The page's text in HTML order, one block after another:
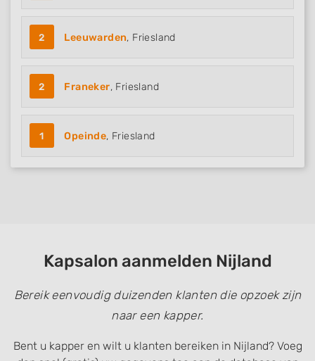
2 Leeuwarden, Friesland
2 Franeker, Friesland
1 Opeinde, Friesland
Kapsalon aanmelden Nijland
Bereik eenvoudig duizenden klanten die opzoek zijn
naar een kapper.
Bent u kapper en wilt u klanten bereiken in Nijland? Voeg
Use limited data to select content
Use precise geolocation data
Non-IAB processing purposes: